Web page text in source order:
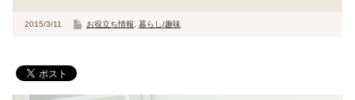
2015/3/11 お役立ち情報 暮らし/趣味